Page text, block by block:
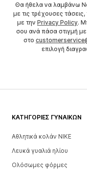
Θα ήθελα να λαμβάνω
με τις τρέχουσες
με την Privacy Policy.
σου ανά πάσα στιγμή
στο
επιλογή
ΚΑΤΗΓΟΡΊΕΣ ΓΥΝΑΙΚΏΝ
Αθλητικά κολάν NIKE
Λευκά γυαλιά ηλίου
Ολόσωμες φόρμες